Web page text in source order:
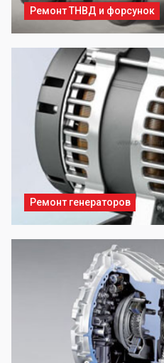
Ремонт ТНВД и форсунок
Ремонт генераторов